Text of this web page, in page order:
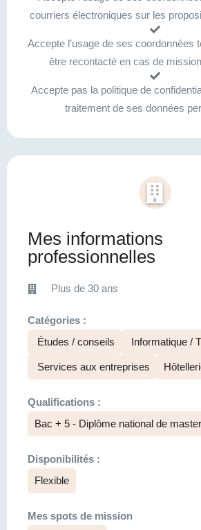
courriers électroniques sur les
Accepte l’usage de ses coordonnées
être recontacté en cas de
Accepte pas la politique de
traitement de ses données
Mes informations
professionnelles
Plus de 30 ans
Catégories :
Études / conseils
Informatique /
Services aux entreprises
Qualifications :
Bac + 5 - Diplôme national de
Disponibilités :
Flexible
Mes spots de mission